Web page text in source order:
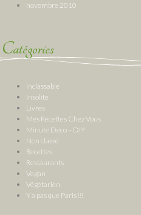
novembre 2010
Catégories
Inclassable
Insolite
Livres
Mes Recettes Chez Vous
Minute Deco – DIY
Non classé
Recettes
Restaurants
Vegan
Végétarien
Y a pas que Paris !!!